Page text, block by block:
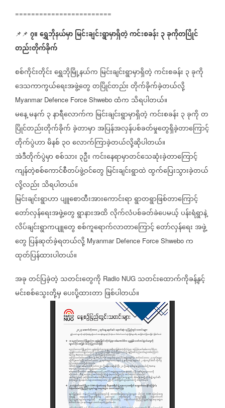
========================
📌📌 ၇။ရွှေဘိုနယ်မှာမြင်းချင်းရွာမှာရှိတဲ့ကင်းစခန်း၃ခုကိုတပြိုင်
တည်းတိုက်ခိုက်
စစ်ကိုင်းတိုင်းရွှေဘိုမြို့နယ်က မြင်းချင်းရွာမှာရှိတဲ့ကင်းစခန်း ၃ခုကို
ဒေသကာကွယ်ရေးအဖွဲ့တွေတပြိုင်တည်းတိုက်ခိုက်ခဲ့တယ်လို့
Myanmar Defence Force Shwebo ထံက သိရပါတယ်။
မနေ့မနက် ၃နာရီလောက်က မြင်းချင်းရွာမှာရှိတဲ့ကင်းစခန်း ၃ခုကိုတ
ပြိုင်တည်းတိုက်ခိုက်ခဲ့တာမှာအပြန်အလှန်ပစ်ခတ်မှုတွေရှိခဲ့တာကြောင့်
တိုက်ပွဲဟာမိနစ် ၃ဝလောက်ကြာခဲ့တယ်လို့ဆိုပါတယ်။
အဲဒီတိုက်ပွဲမှာစစ်သား ၃ဦးကင်းနေရာမှာတင်သေဆုံးခဲ့တာကြောင့်
ကျန်တဲ့စစ်ကောင်စီတပ်ဖွဲ့ဝင်တွေ မြင်းချင်းရွာထဲထွက်ပြေးသွားခဲ့တယ်
လို့လည်း သိရပါတယ်။
မြင်းချင်းရွာဟာပျူစောထီးအားကောင်းရာရွာတရွာဖြစ်တာကြောင့်
တော်လှန်ရေးအဖွဲ့တွေရွာနားအထိလိုက်လံပစ်ခတ်ခဲပေမယ့်ပန်းရံရွာနဲ့
လိပ်ချင်းရွာကပျူတွေစစ်ကူရောက်လာတာကြောင့်တော်လှန်ရေးအဖွဲ့
တွေ ပြန်ဆုတ်ခဲ့ရတယ်လို့ Myanmar Defence Force Shwebo က
ထုတ်ပြန်ထားပါတယ်။
အခုတင်ပြခဲ့တဲ့ သတင်းတွေကို Radio NUG သတင်းထောက်ကိုခန့်နှင့်
မင်းစစ်သွေးတို့မှပေးပို့ထားတာဖြစ်ပါတယ်။